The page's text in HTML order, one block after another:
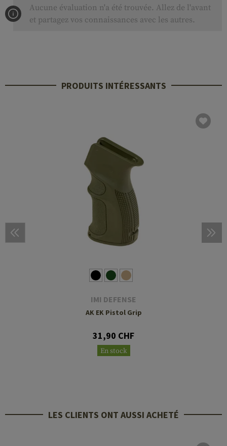
Aucune évaluation n'a été trouvée. Allez de l'avant
et partagez vos connaissances avec les autres.
PRODUITS INTÉRESSANTS
IMI DEFENSE
AK EK Pistol Grip
31,90 CHF
En stock
LES CLIENTS ONT AUSSI ACHETÉ